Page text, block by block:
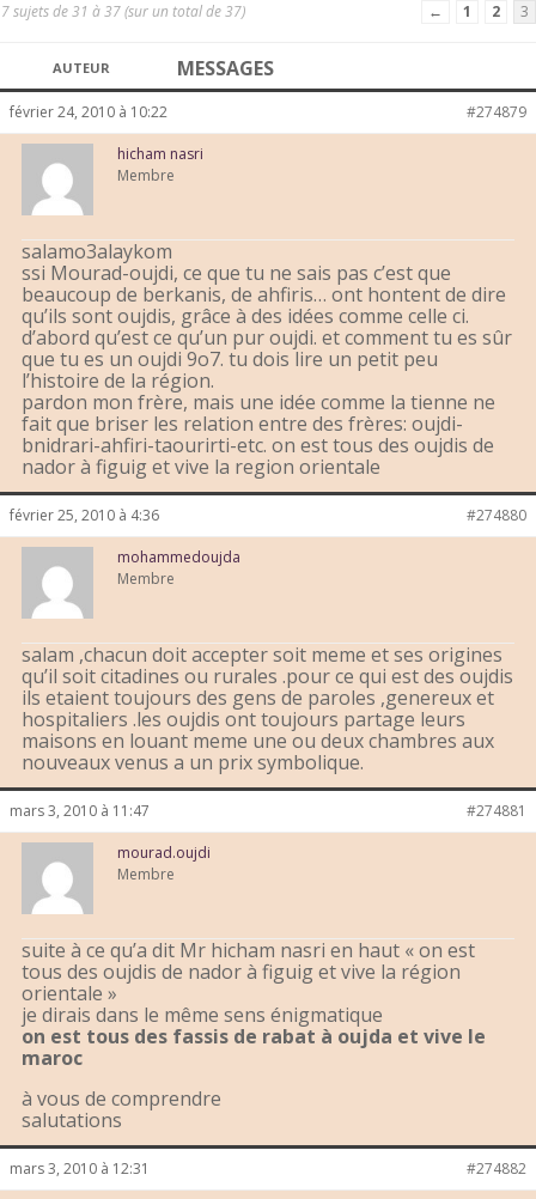
7 sujets de 31 à 37 (sur un total de 37) ← 1 2 3
AUTEUR MESSAGES
février 24, 2010 à 10:22 #274879
hicham nasri
Membre
salamo3alaykom
ssi Mourad-oujdi, ce que tu ne sais pas c’est que
beaucoup de berkanis, de ahfiris… ont hontent de dire
qu’ils sont oujdis, grâce à des idées comme celle ci.
d’abord qu’est ce qu’un pur oujdi. et comment tu es sûr
que tu es un oujdi 9o7. tu dois lire un petit peu
l’histoire de la région.
pardon mon frère, mais une idée comme la tienne ne
fait que briser les relation entre des frères: oujdi-
bnidrari-ahfiri-taourirti-etc. on est tous des oujdis de
nador à figuig et vive la region orientale
février 25, 2010 à 4:36 #274880
mohammedoujda
Membre
salam ,chacun doit accepter soit meme et ses origines
qu’il soit citadines ou rurales .pour ce qui est des oujdis
ils etaient toujours des gens de paroles ,genereux et
hospitaliers .les oujdis ont toujours partage leurs
maisons en louant meme une ou deux chambres aux
nouveaux venus a un prix symbolique.
mars 3, 2010 à 11:47 #274881
mourad.oujdi
Membre
suite à ce qu’a dit Mr hicham nasri en haut « on est
tous des oujdis de nador à figuig et vive la région
orientale »
je dirais dans le même sens énigmatique
on est tous des fassis de rabat à oujda et vive le
maroc
à vous de comprendre
salutations
mars 3, 2010 à 12:31 #274882